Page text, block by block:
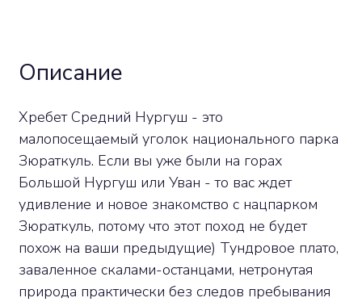
Описание
Хребет Средний Нургуш - это
малопосещаемый уголок национального парка
Зюраткуль. Если вы уже были на горах
Большой Нургуш или Уван - то вас ждет
удивление и новое знакомство c нацпарком
Зюраткуль, потому что этот поход не будет
похож на ваши предыдущие) Тундровое плато,
заваленное скалами-останцами, нетронутая
природа практически без следов пребывания